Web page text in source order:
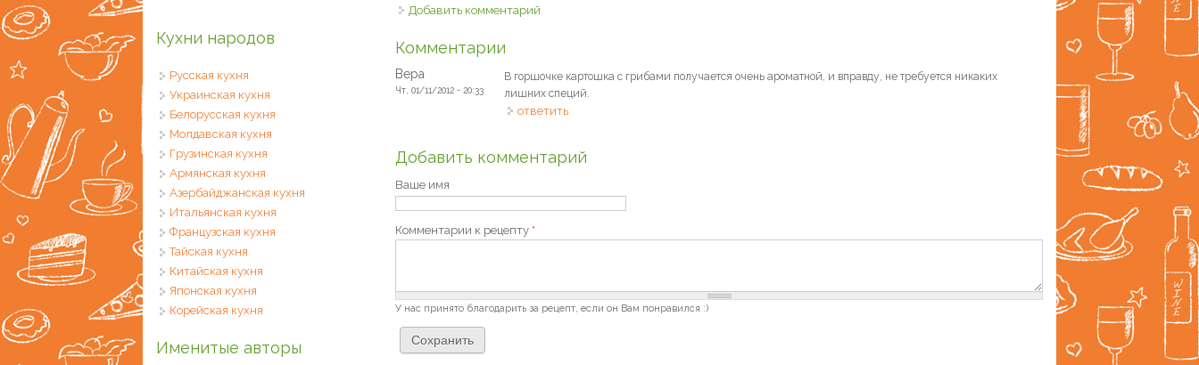
Добавить комментарий
Комментарии
Вера
Чт, 01/11/2012 - 20:33
В горшочке картошка с грибами получается очень ароматной, и вправду, не требуется никаких
лишних специй.
ответить
Добавить комментарий
Ваше имя
Комментарии к рецепту *
У нас принято благодарить за рецепт, если он Вам понравился :)
Кухни народов
Русская кухня
Украинская кухня
Белорусская кухня
Молдавская кухня
Грузинская кухня
Армянская кухня
Азербайджанская кухня
Итальянская кухня
Французская кухня
Тайская кухня
Китайская кухня
Японская кухня
Корейская кухня
Именитые авторы